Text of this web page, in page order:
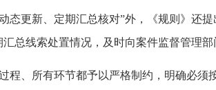
更新、定期汇总核对”外，《规则》还
总线索处置情况，及时向案件监督管理部
、所有环节都予以严格制约，明确必须